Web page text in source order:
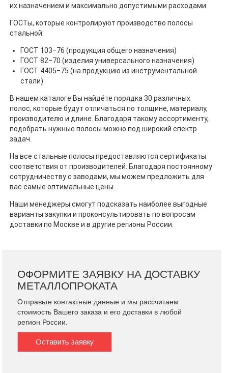
их назначением и максимально допустимыми расходами.
ГОСТы, которые контролируют производство полосы
стальной:
ГОСТ 103‒76 (продукция общего назначения)
ГОСТ 82‒70 (изделия универсального назначения)
ГОСТ 4405‒75 (на продукцию из инструментальной
стали)
В нашем каталоге Вы найдёте порядка 30 различных
полос, которые будут отличаться по толщине, материалу,
производителю и длине. Благодаря такому ассортименту,
подобрать нужные полосы можно под широкий спектр
задач.
На все стальные полосы предоставляются сертификаты
соответствия от производителей. Благодаря постоянному
сотрудничеству с заводами, мы можем предложить для
вас самые оптимальные цены.
Наши менеджеры смогут подсказать наиболее выгодные
варианты закупки и проконсультировать по вопросам
доставки по Москве и в другие регионы России.
ОФОРМИТЕ ЗАЯВКУ НА ДОСТАВКУ
МЕТАЛЛОПРОКАТА
Отправьте контактные данные и мы рассчитаем
стоимость Вашего заказа и его доставки в любой
регион России.
Оставить заявку